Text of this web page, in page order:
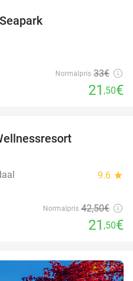
Normalpris 33€
21 ,50€
9.6 star
Normalpris 42,50€
21 ,50€